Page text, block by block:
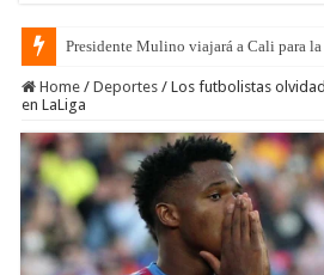
Presidente Mulino viajará a Cali para
Home / Deportes / Los futbolistas
en LaLiga